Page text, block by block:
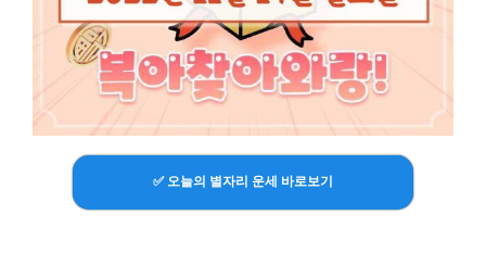
✅ 오늘의 별자리 운세 바로보기